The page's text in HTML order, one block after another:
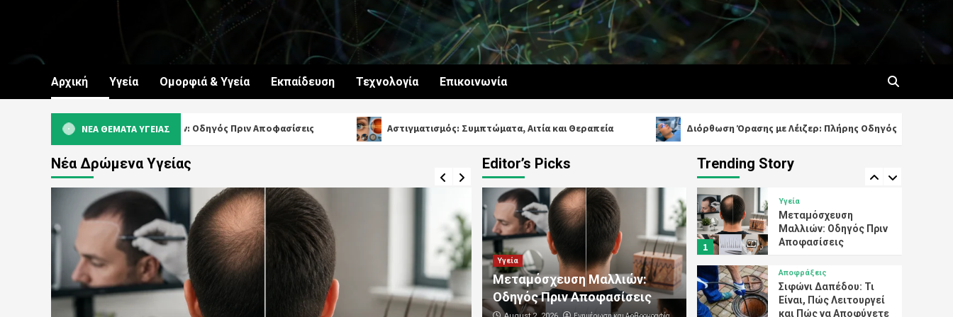
Αρχική Υγεία Ομορφιά & Υγεία Εκπαίδευση Τεχνολογία Επικοινωνία
ΝΕΑ ΘΕΜΑΤΑ ΥΓΕΙΑΣ
Μεταμόσχευση Μαλλιών: Οδηγός Πριν Αποφασίσεις Αστιγματισμός: Συμπτώματα, Αιτία και Θεραπεία Διόρθωση Όρασης με Λέιζερ: Πλήρης Οδηγός
Νέα Δρώμενα Υγείας Editor’s Picks
Υγεία
Μεταμόσχευση Μαλλιών:
Οδηγός Πριν Αποφασίσεις
Trending Story
Υπηρεσίες για
Καθαρές και
Σωληνώσεις
Απόφραξη Κεντρικής
Αποχέτευσης: Αιτίες,
5
Υπηρεσίες
Λύσεις για Κάθε
Αποχέτευσης
1
Υγεία
Μεταμόσχευση
Μαλλιών: Οδηγός Πριν
Αποφασίσεις
Αποφράξεις
Σιφώνι Δαπέδου: Τι
Είναι, Πώς Λειτουργεί
και Πώς να Αποφύγετε